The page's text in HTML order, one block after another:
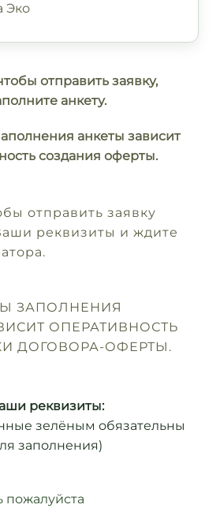
Эко
отправить заявку,
анкету.
анкеты зависит
создания оферты.
отправить заявку
реквизиты и ждите
ЗАПОЛНЕНИЯ
ОПЕРАТИВНОСТЬ
ДОГОВОРА-ОФЕРТЫ.
реквизиты:
зелёным обязательны
заполнения)
пожалуйста